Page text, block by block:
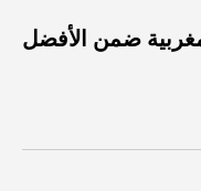
ضمن الأفضل